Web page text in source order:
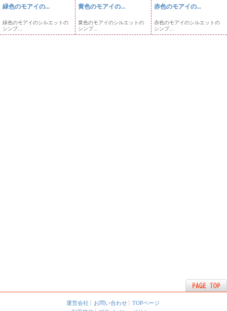
緑色のモアイの...
緑色のモアイのシルエットの
シンプ...
黄色のモアイの...
黄色のモアイのシルエットの
シンプ...
赤色のモアイの...
赤色のモアイのシルエットの
シンプ...
運営会社 お問い合わせ
TOPページ